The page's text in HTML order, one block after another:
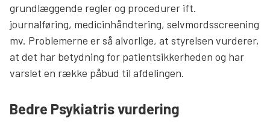
grundlæggende regler og procedurer ift.
journalføring, medicinhåndtering, selvmordsscreening
mv. Problemerne er så alvorlige, at styrelsen vurderer,
at det har betydning for patientsikkerheden og har
varslet en række påbud til afdelingen.
Bedre Psykiatris vurdering